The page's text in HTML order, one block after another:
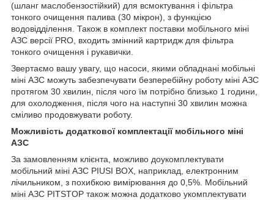
(шланг маслобензостійкий) для всмоктування і фільтра
тонкого очищення палива (30 мікрон), з функцією
водовідділення. Також в комплект поставки мобільного міні
АЗС версії PRO, входить змінний картридж для фільтра
тонкого очищення і рукавички.
Звертаємо вашу увагу, що насоси, якими обладнані мобільні
міні АЗС можуть забезпечувати безперебійну роботу міні АЗС
протягом 30 хвилин, після чого їм потрібно близько 1 години,
для охолодження, після чого на наступні 30 хвилин можна
сміливо продовжувати роботу.
Можливість додаткової комплектації мобільного міні
АЗС
За замовленням клієнта, можливо доукомплектувати
мобільний міні АЗС PIUSI BOX, наприклад, електронним
лічильником, з похибкою вимірювання до 0,5%. Мобільний
міні АЗС PITSTOP також можна додатково укомплектувати